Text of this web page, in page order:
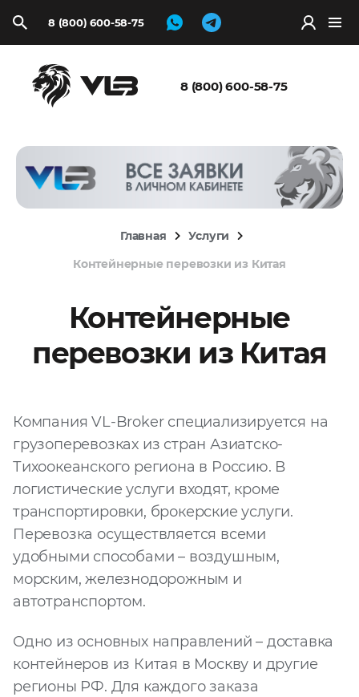
8 (800) 600-58-75
8 (800) 600-58-75
Главная
Услуги
Контейнерные перевозки из Китая
Контейнерные
перевозки из Китая
Компания VL-Broker специализируется на
грузоперевозках из стран Азиатско-
Тихоокеанского региона в Россию. В
логистические услуги входят, кроме
транспортировки, брокерские услуги.
Перевозка осуществляется всеми
удобными способами – воздушным,
морским, железнодорожным и
автотранспортом.
Одно из основных направлений – доставка
контейнеров из Китая в Москву и другие
регионы РФ. Для каждого заказа
Запросить
расчёт
выбран
Добавить еще
Согласен с
конфиденциальности
и на обработку моих
персональных
данных